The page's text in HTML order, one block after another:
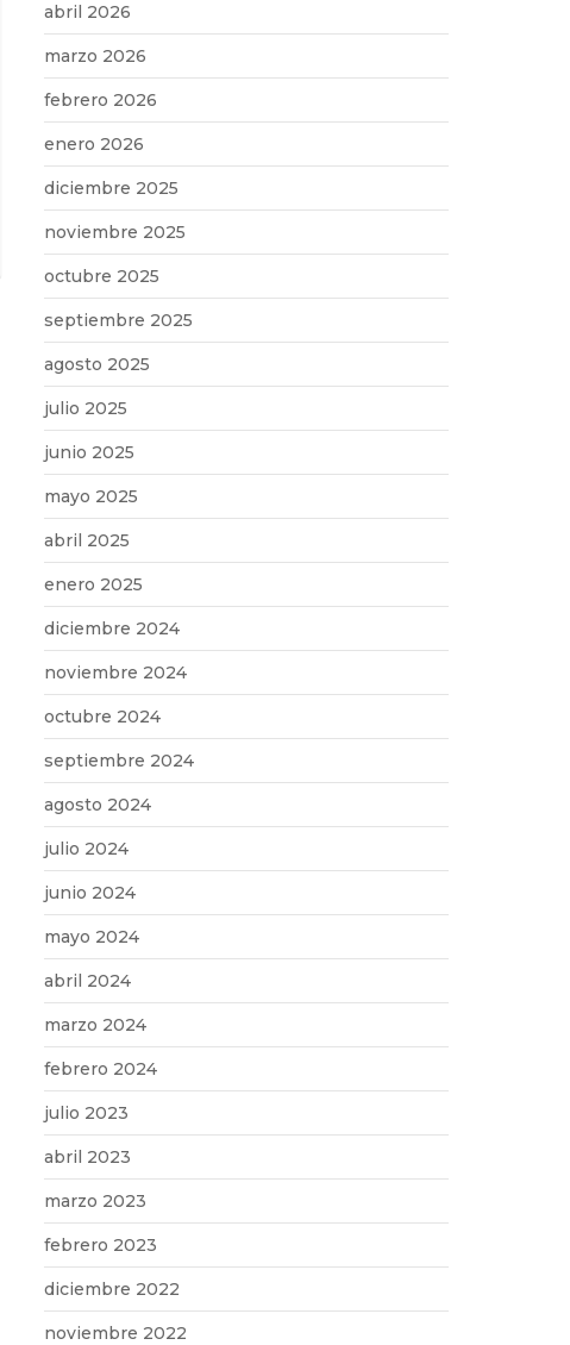
abril 2026
marzo 2026
febrero 2026
enero 2026
diciembre 2025
noviembre 2025
octubre 2025
septiembre 2025
agosto 2025
julio 2025
junio 2025
mayo 2025
abril 2025
enero 2025
diciembre 2024
noviembre 2024
octubre 2024
septiembre 2024
agosto 2024
julio 2024
junio 2024
mayo 2024
abril 2024
marzo 2024
febrero 2024
julio 2023
abril 2023
marzo 2023
febrero 2023
diciembre 2022
noviembre 2022